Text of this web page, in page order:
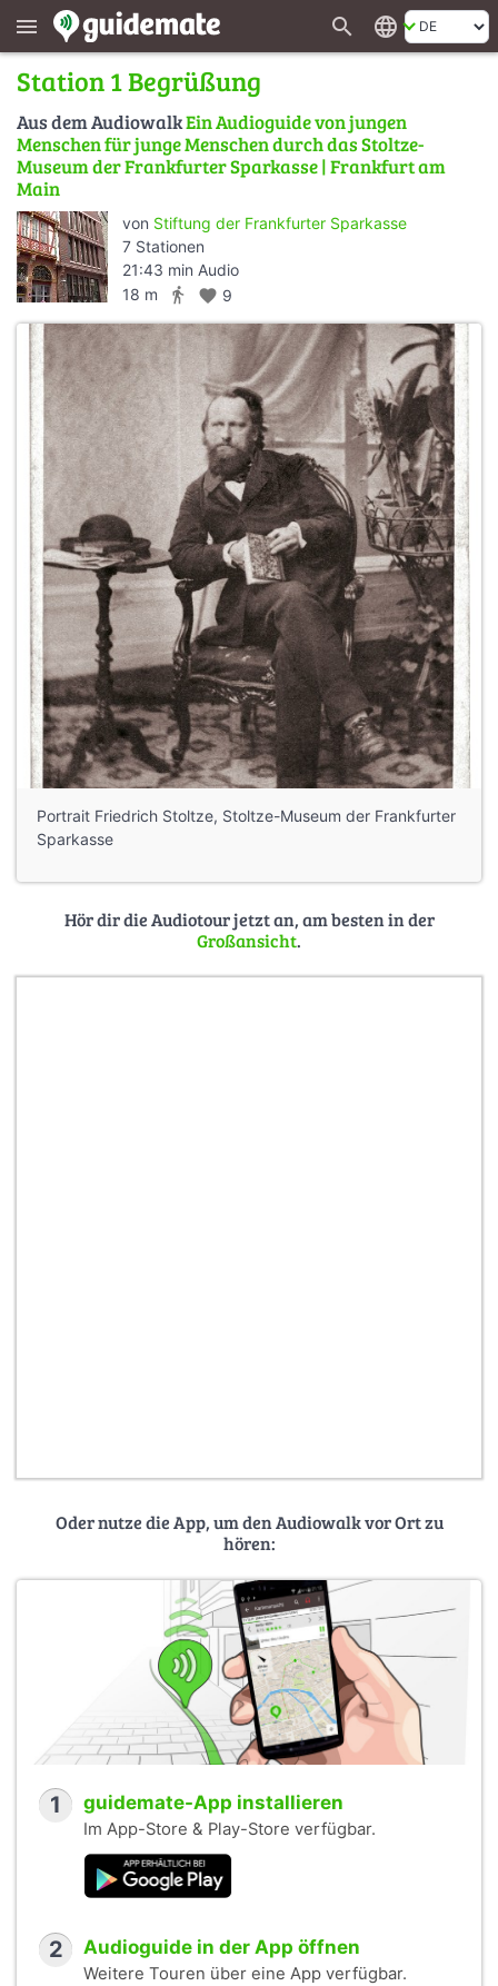
menu search language
Station 1 Begrüßung
Aus dem AudiowalkEin Audioguide von jungen
Menschen für junge Menschen durch das Stoltze-
Museum der Frankfurter Sparkasse | Frankfurt am
Main
von Stiftung der Frankfurter Sparkasse
7 Stationen
21:43 min Audio
18 m
directions_walk favorite 9
Portrait Friedrich Stoltze, Stoltze-Museum der Frankfurter
Sparkasse
Hör dir die Audiotour jetzt an, am besten in der
Großansicht.
Oder nutze die App, um den Audiowalk vor Ort zu
hören:
1 guidemate-App installieren
Im App-Store & Play-Store verfügbar.
2 Audioguide in der App öffnen
Weitere Touren über eine App verfügbar.